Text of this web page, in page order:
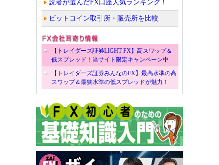
読者が選んだFX口座人気ランキング！
ビットコイン取引所・販売所を比較
【トレイダーズ証券LIGHT FX】高スワップ＆
低スプレッド！当サイト限定キャンペーン中
【トレイダーズ証券みんなのFX】最高水準の高
スワップ＆最狭水準の低スプレッドが魅力！